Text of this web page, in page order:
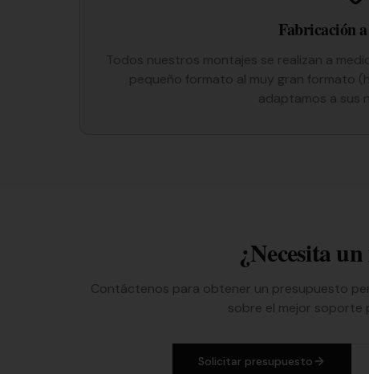
Fabricación
Todos nuestros montajes se realizan a
pequeño formato al muy gran formato
adaptamos a sus
¿Necesita
Contáctenos para obtener un presupuesto
sobre el mejor soporte
Solicitar presupuesto